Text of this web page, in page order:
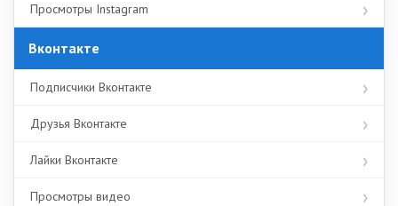
Просмотры Instagram
Вконтакте
Подписчики Вконтакте
Друзья Вконтакте
Лайки Вконтакте
Просмотры видео